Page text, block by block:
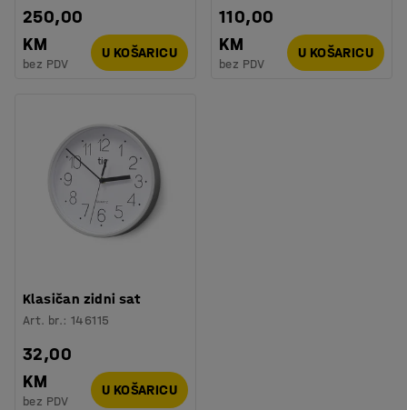
250,00
KM
bez PDV
U KOŠARICU
110,00
KM
bez PDV
U KOŠARICU
Klasičan zidni sat
Art. br.:146115
32,00
KM
bez PDV
U KOŠARICU